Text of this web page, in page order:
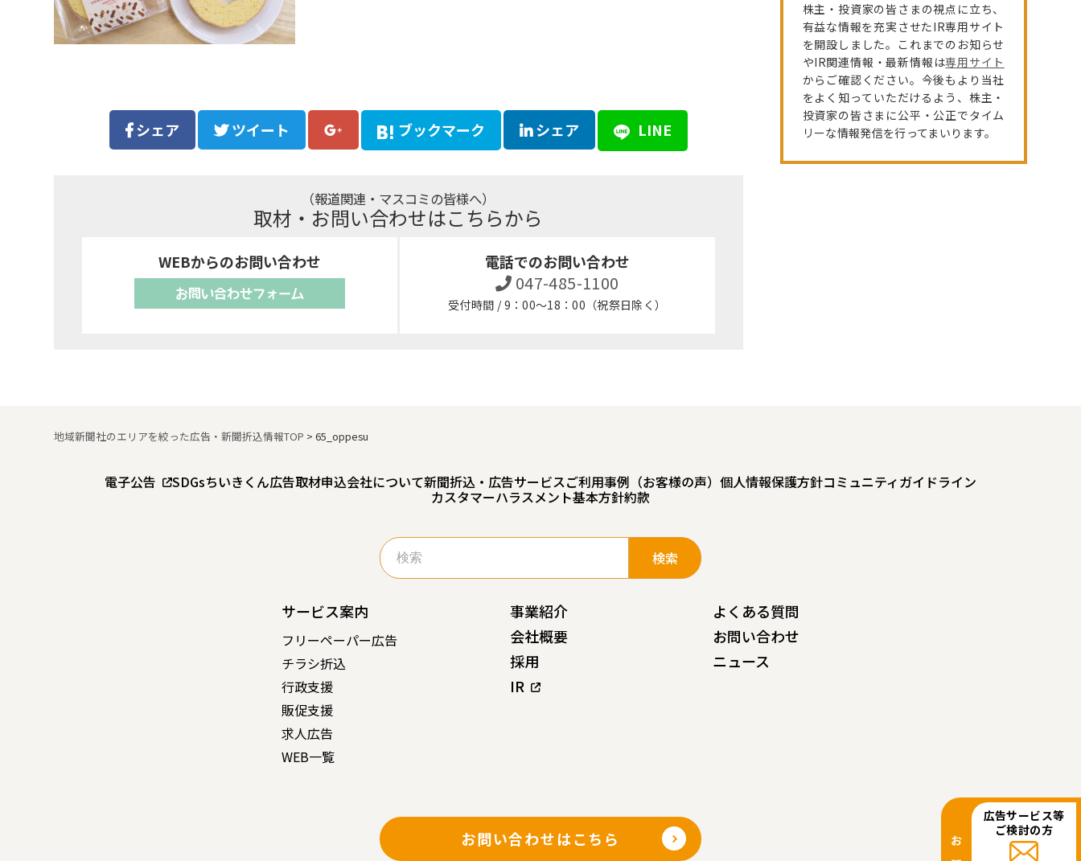
シェア ツイート ブックマーク シェア LINE
（報道関連・マスコミの皆様へ）
取材・お問い合わせはこちらから
WEBからのお問い合わせ
お問い合わせフォーム
電話でのお問い合わせ
047-485-1100
受付時間 / 9：00～18：00（祝祭日除く）
株主・投資家の皆さまの視点に立ち、
有益な情報を充実させたIR専用サイト
を開設しました。これまでのお知らせ
やIR関連情報・最新情報は専用サイト
からご確認ください。今後もより当社
をよく知っていただけるよう、株主・
投資家の皆さまに公平・公正でタイム
リーな情報発信を行ってまいります。
地域新聞社のエリアを絞った広告・新聞折込情報TOP >65_oppesu
電子公告 SDGsちいきくん広告取材申込会社について新聞折込・広告サービスご利用事例（お客様の声） 個人情報保護方針コミュニティガイドライン
カスタマーハラスメント基本方針約款
検
索:
サービス案内
フリーペーパー広告
チラシ折込
行政支援
販促支援
求人広告
WEB一覧
事業紹介
会社概要
採用
IR
よくある質問
お問い合わせ
ニュース
お問い合わせはこちら
広告サービス等
ご検討の方